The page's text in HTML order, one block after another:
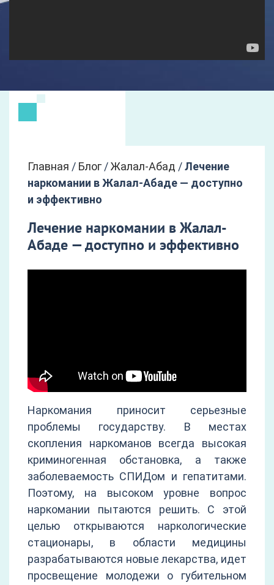
Главная / Блог /Жалал-Абад /Лечение
наркомании в Жалал-Абаде — доступно
и эффективно
Лечение наркомании в Жалал-
Абаде — доступно и эффективно
Наркомания приносит серьезные
проблемы государству. В местах
скопления наркоманов всегда высокая
криминогенная обстановка, а также
заболеваемость СПИДом и гепатитами.
Поэтому, на высоком уровне вопрос
наркомании пытаются решить. С этой
целью открываются наркологические
стационары, в области медицины
разрабатываются новые лекарства, идет
просвещение молодежи о губительном